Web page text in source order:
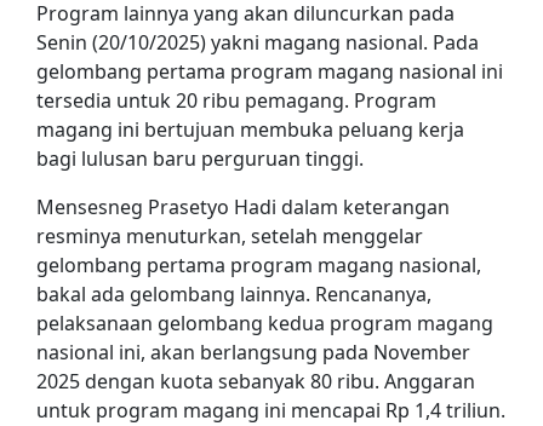
Program lainnya yang akan diluncurkan pada
Senin (20/10/2025) yakni magang nasional. Pada
gelombang pertama program magang nasional ini
tersedia untuk 20 ribu pemagang. Program
magang ini bertujuan membuka peluang kerja
bagi lulusan baru perguruan tinggi.
Mensesneg Prasetyo Hadi dalam keterangan
resminya menuturkan, setelah menggelar
gelombang pertama program magang nasional,
bakal ada gelombang lainnya. Rencananya,
pelaksanaan gelombang kedua program magang
nasional ini, akan berlangsung pada November
2025 dengan kuota sebanyak 80 ribu. Anggaran
untuk program magang ini mencapai Rp 1,4 triliun.